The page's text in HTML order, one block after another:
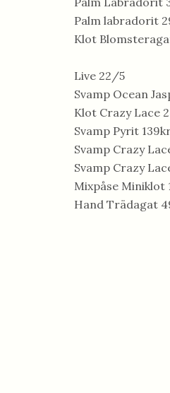
Palm labradorit
Klot
Live 22/5
Svamp Ocean
Klot Crazy Lace
Svamp Pyrit
Svamp Crazy
Svamp Crazy
Mixpåse Miniklot
Hand Trädagat